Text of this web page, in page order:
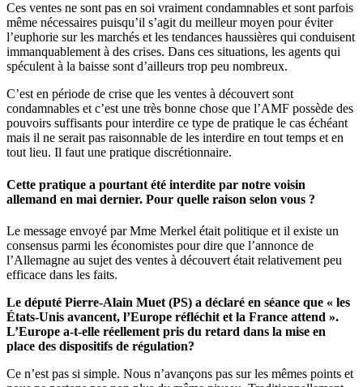
Ces ventes ne sont pas en soi vraiment condamnables et sont parfois
même nécessaires puisqu’il s’agit du meilleur moyen pour éviter
l’euphorie sur les marchés et les tendances haussières qui conduisent
immanquablement à des crises. Dans ces situations, les agents qui
spéculent à la baisse sont d’ailleurs trop peu nombreux.
C’est en période de crise que les ventes à découvert sont
condamnables et c’est une très bonne chose que l’AMF possède des
pouvoirs suffisants pour interdire ce type de pratique le cas échéant
mais il ne serait pas raisonnable de les interdire en tout temps et en
tout lieu. Il faut une pratique discrétionnaire.
Cette pratique a pourtant été interdite par notre voisin
allemand en mai dernier. Pour quelle raison selon vous ?
Le message envoyé par Mme Merkel était politique et il existe un
consensus parmi les économistes pour dire que l’annonce de
l’Allemagne au sujet des ventes à découvert était relativement peu
efficace dans les faits.
Le député Pierre-Alain Muet (PS) a déclaré en séance que « les
États-Unis avancent, l’Europe réfléchit et la France attend ».
L’Europe a-t-elle réellement pris du retard dans la mise en
place des dispositifs de régulation?
Ce n’est pas si simple. Nous n’avançons pas sur les mêmes points et